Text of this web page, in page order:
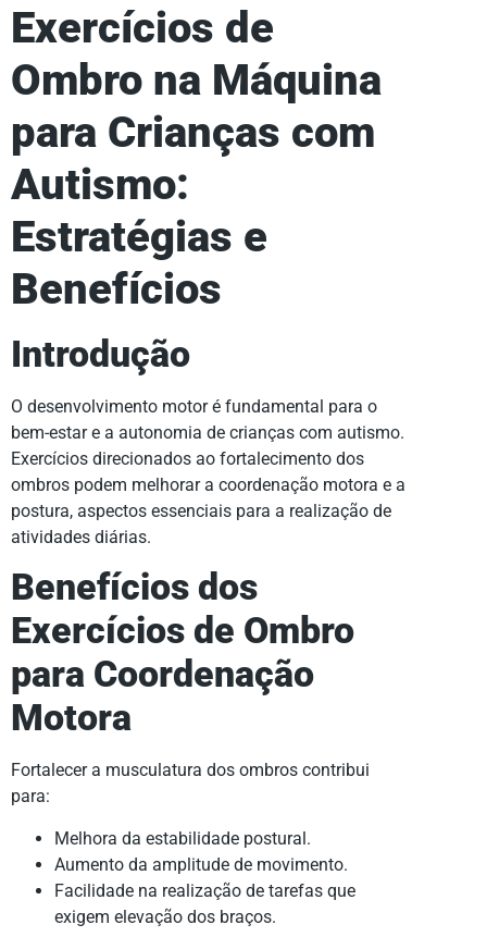
Exercícios de
Ombro na Máquina
para Crianças com
Autismo:
Estratégias e
Benefícios
Introdução
O desenvolvimento motor é fundamental para o
bem-estar e a autonomia de crianças com autismo.
Exercícios direcionados ao fortalecimento dos
ombros podem melhorar a coordenação motora e a
postura, aspectos essenciais para a realização de
atividades diárias.
Benefícios dos
Exercícios de Ombro
para Coordenação
Motora
Fortalecer a musculatura dos ombros contribui
para:
Melhora da estabilidade postural.
Aumento da amplitude de movimento.
Facilidade na realização de tarefas que
exigem elevação dos braços.